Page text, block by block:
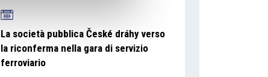
La società pubblica České dráhy verso
la riconferma nella gara di servizio
ferroviario